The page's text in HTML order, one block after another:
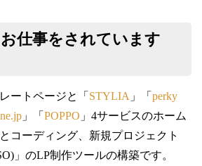
仕事をされています
ートページと「 STYLIA 」「 perky
」「 POPPO 」 4サービスのホーム
コーディング、新規プロジェクト
」 のLP制作ツールの構築です。